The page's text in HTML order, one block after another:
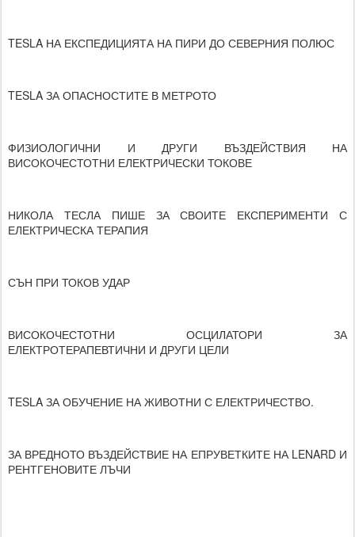
TESLA НА ЕКСПЕДИЦИЯТА НА ПИРИ ДО СЕВЕРНИЯ ПОЛЮС
TESLA ЗА ОПАСНОСТИТЕ В МЕТРОТО
ФИЗИОЛОГИЧНИ И ДРУГИ ВЪЗДЕЙСТВИЯ НА
ВИСОКОЧЕСТОТНИ ЕЛЕКТРИЧЕСКИ ТОКОВЕ
НИКОЛА ТЕСЛА ПИШЕ ЗА СВОИТЕ ЕКСПЕРИМЕНТИ С
ЕЛЕКТРИЧЕСКА ТЕРАПИЯ
СЪН ПРИ ТОКОВ УДАР
ВИСОКОЧЕСТОТНИ ОСЦИЛАТОРИ ЗА
ЕЛЕКТРОТЕРАПЕВТИЧНИ И ДРУГИ ЦЕЛИ
TESLA ЗА ОБУЧЕНИЕ НА ЖИВОТНИ С ЕЛЕКТРИЧЕСТВО.
ЗА ВРЕДНОТО ВЪЗДЕЙСТВИЕ НА ЕПРУВЕТКИТЕ НА LENARD И
РЕНТГЕНОВИТЕ ЛЪЧИ